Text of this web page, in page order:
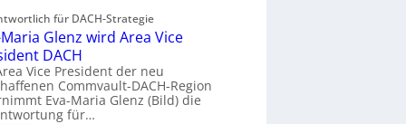
für DACH-Strategie
Maria Glenz wird Area Vice
DACH
Vice President der neu
Commvault-DACH-Region
Eva-Maria Glenz (Bild) die
für…